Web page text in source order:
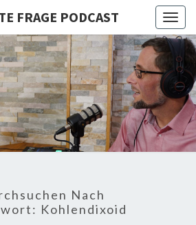
FRAGE PODCAST
DAS IST
EINE
GUTE
FRAGE
PODCAST
Von Cornelia Und
Volker
Quaschning – Der
Podcast Zur
Klimakrise Und
Energierevolution
Energiewende-
Fakten Und
Hintergründe
Nach
Kohlendixoid